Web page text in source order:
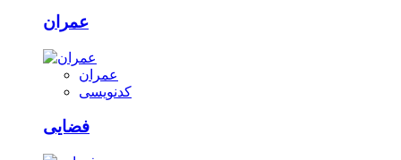
عمران
عمران
کدنویسی
فضایی